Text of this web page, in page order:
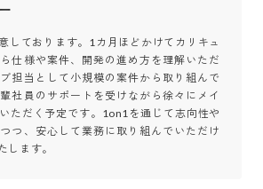
しております。1カ月ほどかけてカリキュ
仕様や案件、開発の進め方を理解いただ
担当として小規模の案件から取り組んで
社員のサポートを受けながら徐々にメイ
ただく予定です。1on1を通じて志向性や
つ、安心して業務に取り組んでいただけ
します。